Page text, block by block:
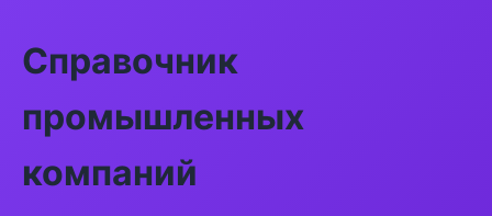
Справочник
промышленных
компаний